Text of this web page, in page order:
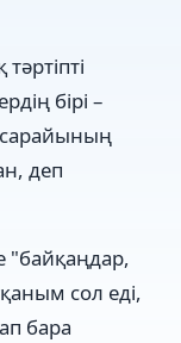
бірі –
деп
"байқаңдар,
сол еді,
бара